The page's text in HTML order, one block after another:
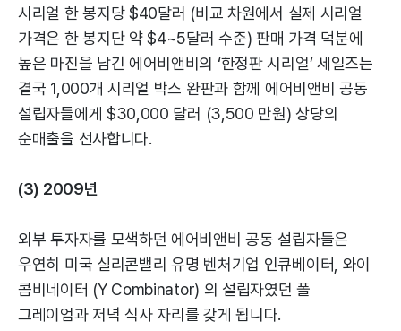
시리얼 한 봉지당 $40달러 (비교 차원에서 실제 시리얼
가격은 한 봉지단 약 $4~5달러 수준) 판매 가격 덕분에
높은 마진을 남긴 에어비앤비의 ‘한정판 시리얼’ 세일즈는
결국 1,000개 시리얼 박스 완판과 함께 에어비앤비 공동
설립자들에게 $30,000 달러 (3,500 만원) 상당의
순매출을 선사합니다.
(3) 2009년
외부 투자자를 모색하던 에어비앤비 공동 설립자들은
우연히 미국 실리콘밸리 유명 벤처기업 인큐베이터, 와이
콤비네이터 (Y Combinator) 의 설립자였던 폴
그레이엄과 저녁 식사 자리를 갖게 됩니다.